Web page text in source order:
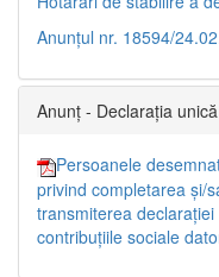
Anunțul nr. 18594/
Anunț - Declarația
Persoanele
privind completarea și/
transmiterea
contribuțiile sociale